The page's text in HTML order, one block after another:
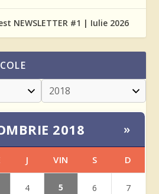
NEWSLETTER #1 | Iulie 2026
2018 »
J VIN S D
4 5 6 7